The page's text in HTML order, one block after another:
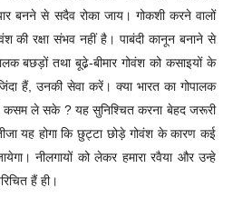
बनने से सदैव रोका जाय। गोकशी करने वालों
की रक्षा संभव नहीं है। पाबंदी कानून बनाने से
बछड़ों तथा बूढे़-बीमार गोवंश को कसाइयों के
हैं, उनकी सेवा करें। क्या भारत का गोपालक
कसम ले सके ? यह सुनिश्चित करना बेहद जरूरी
यह होगा कि छुट्टा छोड़े गोवंश के कारण कई
नीलगायों को लेकर हमारा रवैया और उन्हे
हैं ही।